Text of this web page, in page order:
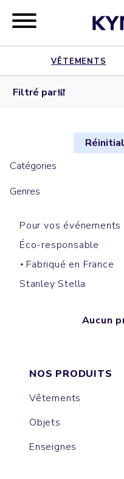
VÊTEMENTS
Filtré par
Catégories
Genres
Pour vos événements
Éco-responsable
Fabriqué en France
Stanley Stella
Aucun
NOS PRODUITS
Vêtements
Objets
Enseignes